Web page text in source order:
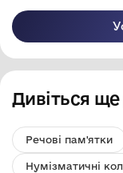
Дивіться ще
Речові пам'ятки
Нумізматичні